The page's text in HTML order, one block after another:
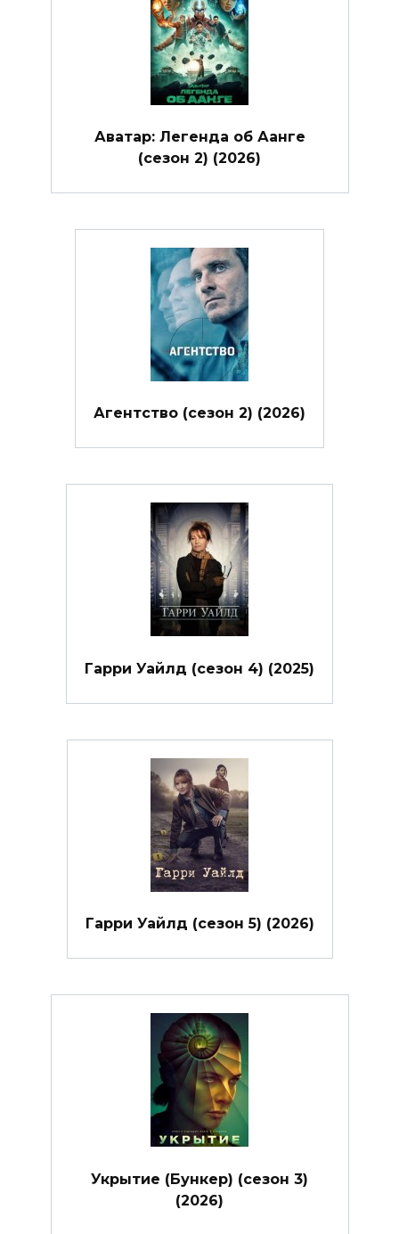
Аватар: Легенда об Аанге
(сезон 2) (2026)
Агентство (сезон 2) (2026)
Гарри Уайлд (сезон 4) (2025)
Гарри Уайлд (сезон 5) (2026)
Укрытие (Бункер) (сезон 3)
(2026)